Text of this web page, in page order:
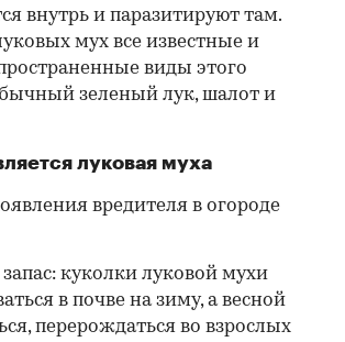
внутрь и паразитируют там.
мух все известные и
виды этого
зеленый лук, шалот и
луковая муха
вредителя в огороде
куколки луковой мухи
в почве на зиму, а весной
перерождаться во взрослых